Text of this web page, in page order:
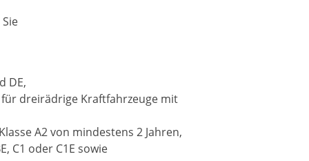
DE,
für dreirädrige Kraftfahrzeuge mit
A2 von mindestens 2 Jahren,
C1 oder C1E sowie